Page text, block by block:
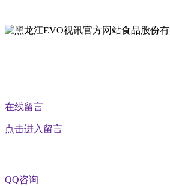
在线留言
点击进入留言
QQ咨询